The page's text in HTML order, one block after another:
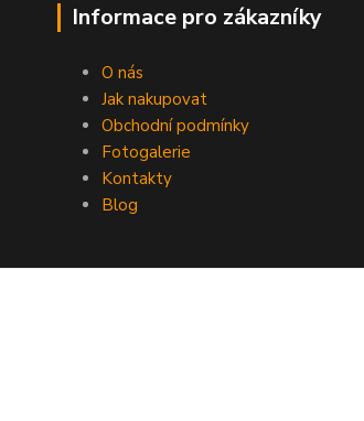
Informace pro zákazníky
O nás
Jak nakupovat
Obchodní podmínky
Fotogalerie
Kontakty
Blog